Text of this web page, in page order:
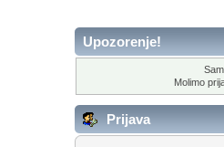
Upozorenje!
Molimo
Prijava